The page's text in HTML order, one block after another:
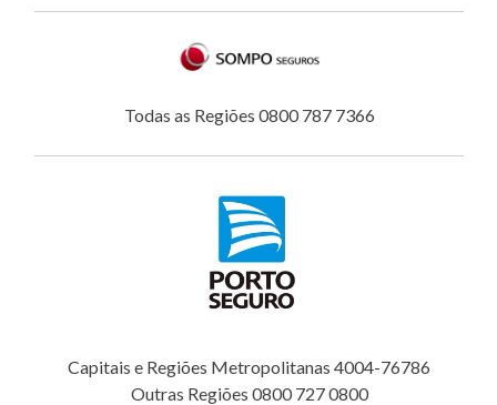
Todas as Regiões 0800 787 7366
Capitais e Regiões Metropolitanas 4004-76786
Outras Regiões 0800 727 0800